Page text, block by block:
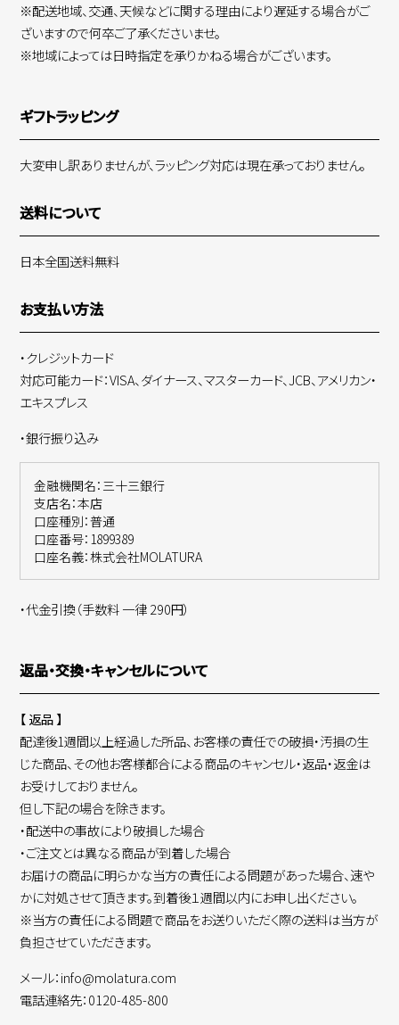
※配送地域、交通、天候などに関する理由により遅延する場合がご
ざいますので何卒ご了承くださいませ。
※地域によっては日時指定を承りかねる場合がございます。
ギフトラッピング
大変申し訳ありませんが、ラッピング対応は現在承っておりません。
送料について
日本全国送料無料
お支払い方法
・クレジットカード
対応可能カード：VISA、ダイナース、マスターカード、JCB、アメリカン・
エキスプレス
・銀行振り込み
金融機関名：三十三銀行
支店名：本店
口座種別：普通
口座番号：1899389
口座名義：株式会社MOLATURA
・代金引換（手数料 一律 290円）
返品・交換・キャンセルについて
【 返品 】
配達後1週間以上経過した所品、お客様の責任での破損・汚損の生
じた商品、その他お客様都合による商品のキャンセル・返品・返金は
お受けしておりません。
但し下記の場合を除きます。
・配送中の事故により破損した場合
・ご注文とは異なる商品が到着した場合
お届けの商品に明らかな当方の責任による問題があった場合、速や
かに対処させて頂きます。到着後１週間以内にお申し出ください。
※当方の責任による問題で商品をお送りいただく際の送料は当方が
負担させていただきます。
メール：info@molatura.com
電話連絡先：0120-485-800